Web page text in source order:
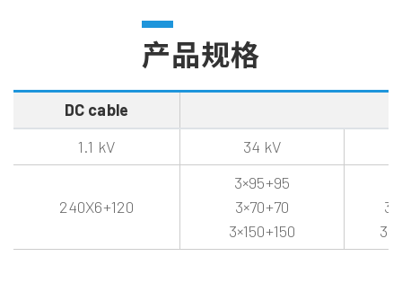
产品规格
DC cable
1.1 kV
34 kV
240X6+120
3×95+95
3×70+70
3×150+150